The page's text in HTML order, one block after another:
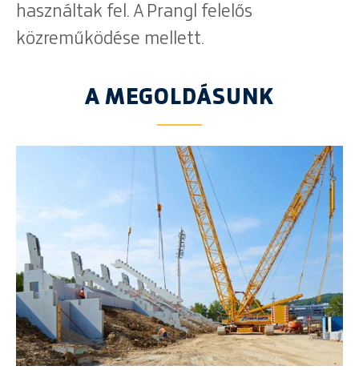
használtak fel. A Prangl felelős
közreműködése mellett.
A MEGOLDÁSUNK